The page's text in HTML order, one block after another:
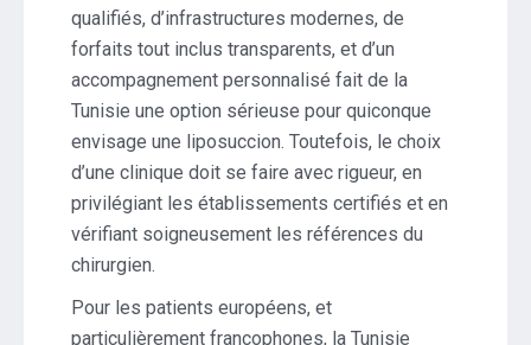
qualifiés, d’infrastructures modernes, de
forfaits tout inclus transparents, et d’un
accompagnement personnalisé fait de la
Tunisie une option sérieuse pour quiconque
envisage une liposuccion. Toutefois, le choix
d’une clinique doit se faire avec rigueur, en
privilégiant les établissements certifiés et en
vérifiant soigneusement les références du
chirurgien.
Pour les patients européens, et
particulièrement francophones, la Tunisie